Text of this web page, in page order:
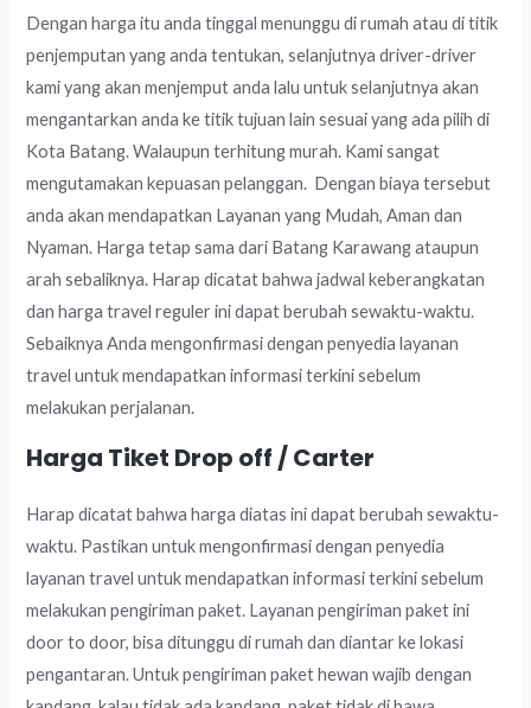
Dengan harga itu anda tinggal menunggu di rumah atau di titik
penjemputan yang anda tentukan, selanjutnya driver-driver
kami yang akan menjemput anda lalu untuk selanjutnya akan
mengantarkan anda ke titik tujuan lain sesuai yang ada pilih di
Kota Batang. Walaupun terhitung murah. Kami sangat
mengutamakan kepuasan pelanggan. Dengan biaya tersebut
anda akan mendapatkan Layanan yang Mudah, Aman dan
Nyaman. Harga tetap sama dari Batang Karawang ataupun
arah sebaliknya. Harap dicatat bahwa jadwal keberangkatan
dan harga travel reguler ini dapat berubah sewaktu-waktu.
Sebaiknya Anda mengonfirmasi dengan penyedia layanan
travel untuk mendapatkan informasi terkini sebelum
melakukan perjalanan.
Harga Tiket Drop off / Carter
Harap dicatat bahwa harga diatas ini dapat berubah sewaktu-
waktu. Pastikan untuk mengonfirmasi dengan penyedia
layanan travel untuk mendapatkan informasi terkini sebelum
melakukan pengiriman paket. Layanan pengiriman paket ini
door to door, bisa ditunggu di rumah dan diantar ke lokasi
pengantaran. Untuk pengiriman paket hewan wajib dengan